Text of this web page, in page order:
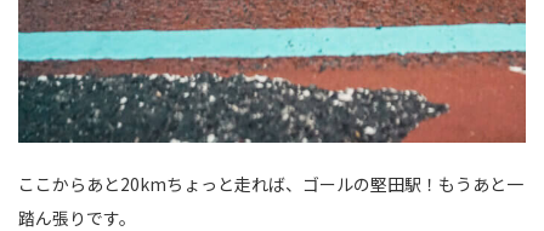
ここからあと20kmちょっと走れば、ゴールの堅田駅！もうあと一
踏ん張りです。